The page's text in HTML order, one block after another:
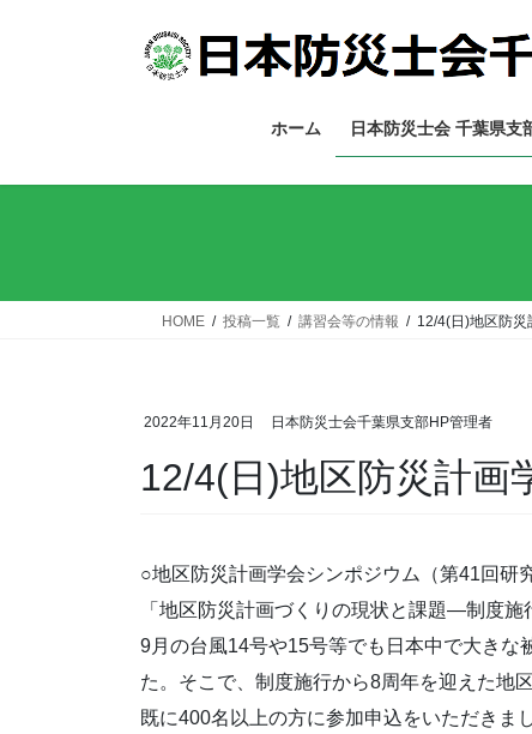
ス
ン
ホーム 日本防災士会 千葉県支
HOME 投稿一覧 講習会等の情報 12/4(日)地区防
2022年11月20日 日本防災士会千葉県支部HP管理者
12/4(日)地区防災計画
○地区防災計画学会シンポジウム（第41回研
「地区防災計画づくりの現状と課題―制度
9月の台風14号や15号等でも日本中で大きな
た。そこで、制度施行から8周年を迎えた地
既に400名以上の方に参加申込をいただきま